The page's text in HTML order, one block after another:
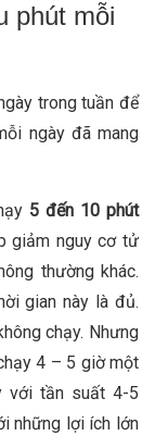
phút mỗi
trong tuần để
ngày đã mang
5 đến 10 phút
giảm nguy cơ tử
thường khác.
gian này là đủ.
chạy. Nhưng
4 – 5 giờ một
với tần suất 4-5
những lợi ích lớn